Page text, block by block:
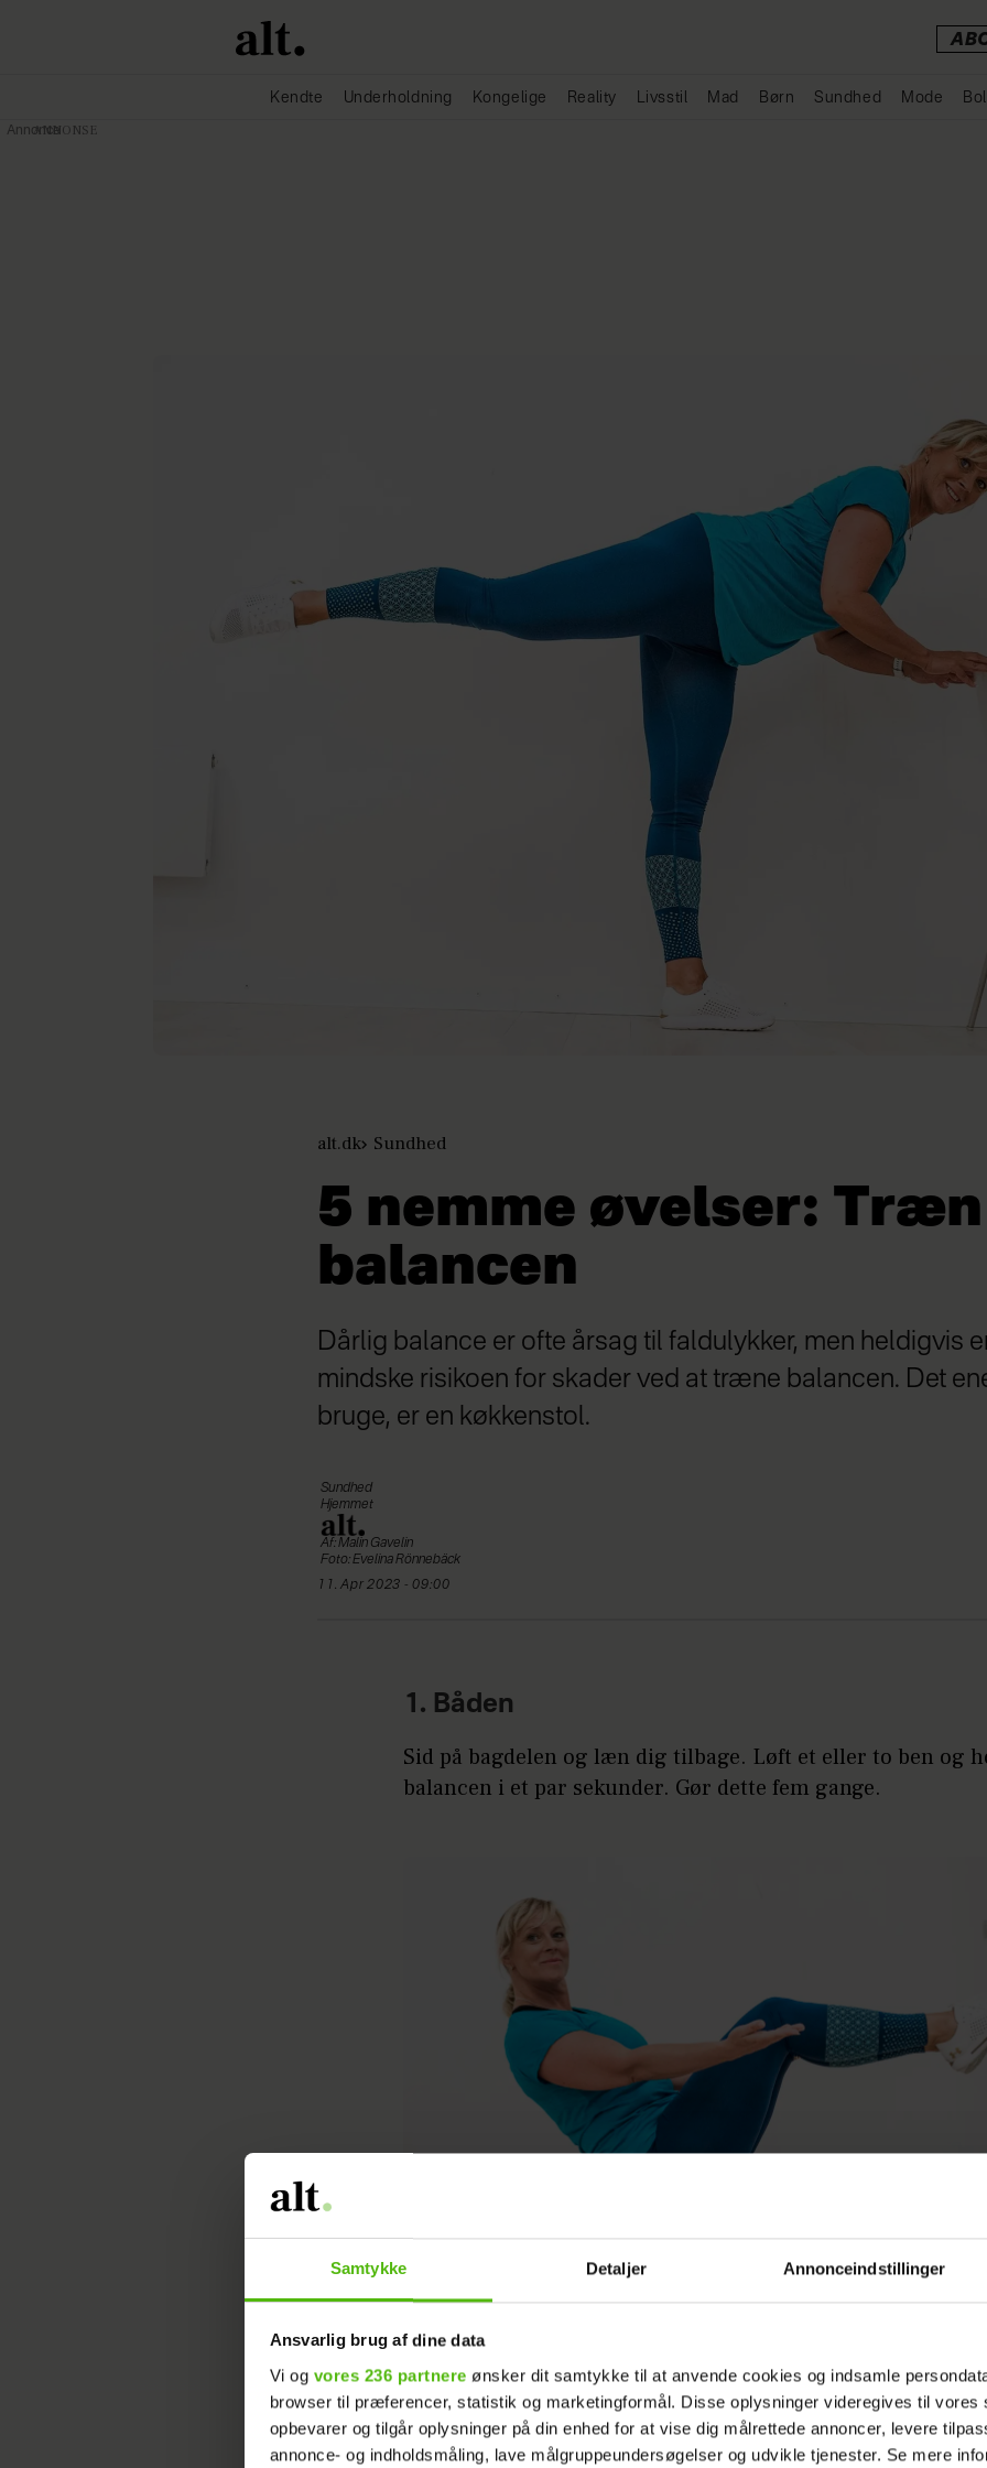
Samtykke Detaljer Annonceindstillinger
Ansvarlig brug af dine data
Vi og vores 236 partnere ønsker dit samtykke til at anvende cookies og indsamle
browser til præferencer, statistik og marketingformål. Disse oplysninger videregives til vores
opbevarer og tilgår oplysninger på din enhed for at vise dig målrettede annoncer, levere
annonce- og indholdsmåling, lave målgruppeundersøgelser og udvikle tjenester. Se mere
Kendte Underholdning Kongelige Reality Livsstil Mad Børn Sundhed Mode
alt.dk Sundhed
5 nemme øvelser: Træn
balancen
Dårlig balance er ofte årsag til faldulykker, men heldigvis
mindske risikoen for skader ved at træne balancen. Det
bruge, er en køkkenstol.
Sundhed
Hjemmet
Af: Malin Gavelin
Foto: Evelina Rönnebäck
11. Apr 2023 - 09:00
1. Båden
Sid på bagdelen og læn dig tilbage. Løft et eller to ben og
balancen i et par sekunder. Gør dette fem gange.
Annonce